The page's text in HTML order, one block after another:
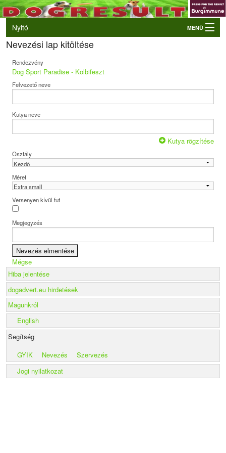
Nyitó MENÜ
Belépés
VB és EO válogatók
Élő eredmények
Rendezvények
Kutyák
Tulajdonosok/Felvezetők
Nevezési lap kitöltése
Rendezvény
Dog Sport Paradise - Kolbifeszt
Felvezető neve
Kutya neve
Kutya rögzítése
Osztály
Méret
Versenyen kívül fut
Megjegyzés
Mégse
Hiba jelentése
dogadvert.eu hirdetések
Magunkról
English
Segítség
GYIK
Nevezés
Szervezés
Jogi nyilatkozat